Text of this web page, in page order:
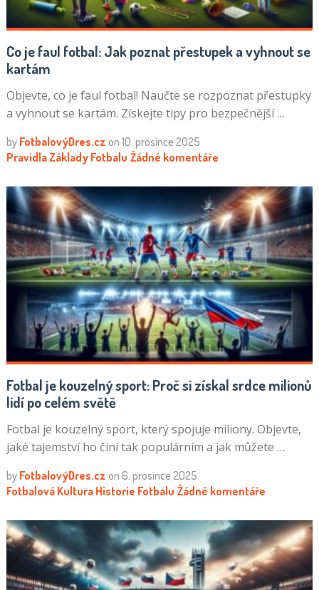
Co je faul fotbal: Jak poznat přestupek a vyhnout se
kartám
Objevte, co je faul fotbal! Naučte se rozpoznat přestupky
a vyhnout se kartám. Získejte tipy pro bezpečnější …
by FotbalovýDres.cz on 10. prosince 2025
PravidlaZáklady Fotbalu Žádné komentáře
Fotbal je kouzelný sport: Proč si získal srdce milionů
lidí po celém světě
Fotbal je kouzelný sport, který spojuje miliony. Objevte,
jaké tajemství ho činí tak populárním a jak můžete …
by FotbalovýDres.cz on 6. prosince 2025
Fotbalová Kultura Historie Fotbalu Žádné komentáře